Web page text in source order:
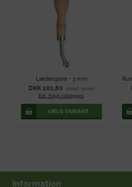
Læderspore - 3 mm
DKK 101,60
ekskl. moms
Evt. fragt tillægges.
Information